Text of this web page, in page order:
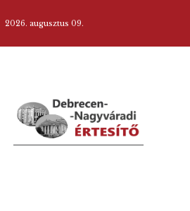
2026. augusztus 09.